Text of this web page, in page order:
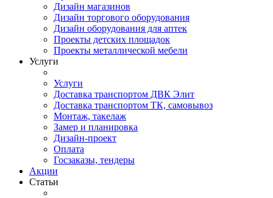
Дизайн магазинов
Дизайн торгового оборудования
Дизайн оборудования для аптек
Проекты детских площадок
Проекты металлической мебели
Услуги
Услуги
Доставка транспортом ДВК Элит
Доставка транспортом ТК, самовывоз
Монтаж, такелаж
Замер и планировка
Дизайн-проект
Оплата
Госзаказы, тендеры
Акции
Статьи